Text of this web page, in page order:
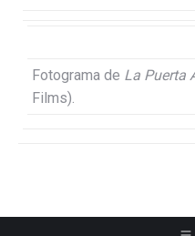
Fotograma de La Puerta
Films).